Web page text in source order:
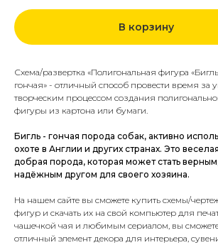
В корзину
Схема/развертка «Полигональная фигура
гончая» - отличный способ провести время за
творческим процессом создания
фигуры из картона или бумаги.
Бигль - гончая порода собак, активно
охоте в Англии и других странах. Это
добрая порода, которая может стать
надёжным другом для своего хозяина.
На нашем сайте вы сможете купить схемы/
фигур и скачать их на свой компьютер для
чашечкой чая и любимым сериалом, вы
отличный элемент декора для интерьера,